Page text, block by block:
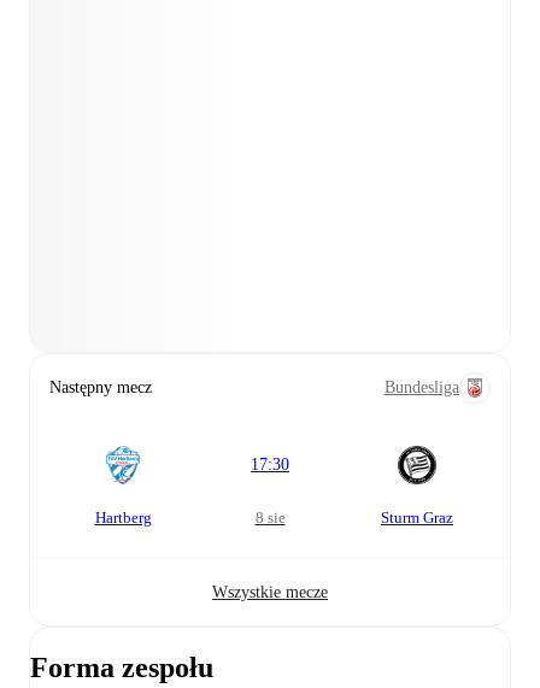
Następny mecz Bundesliga
Hartberg
17:30
8 sie Sturm Graz
Wszystkie mecze
Forma zespołu